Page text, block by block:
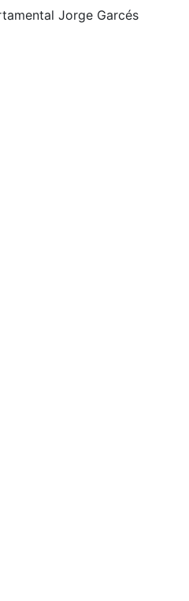
Jorge Garcés